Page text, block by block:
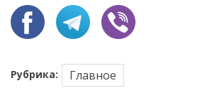
Рубрика: Главное